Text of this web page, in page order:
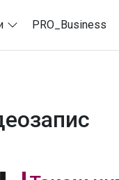
PRO_Business